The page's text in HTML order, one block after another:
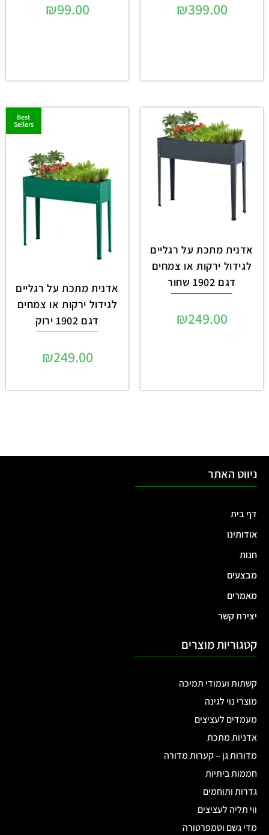
₪399.00
₪99.00
אדנית מתכת על רגליים
לגידול ירקות או צמחים
דגם 1902 שחור
₪249.00
Best
Sellers
אדנית מתכת על רגליים
לגידול ירקות או צמחים
דגם 1902 ירוק
₪249.00
ניווט האתר
דף בית
אודותינו
חנות
מבצעים
מאמרים
יצירת קשר
קטגוריות מוצרים
קשתות ועמודי תמיכה
מוצרי נוי לגינה
מעמדים לעציצים
אדניות מתכת
מדורות גן – קערות מדורה
חממות ביתיות
גדרות ותוחמים
ווי תליה לעציצים
מדי גשם וטמפרטורה